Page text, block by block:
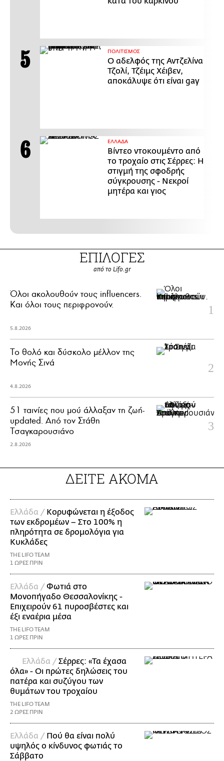
ΠΟΛΙΤΙΣΜΟΣ
Ο αδελφός της Αντζελίνα
Τζολί, Τζέιμς Χέιβεν,
αποκάλυψε ότι είναι gay
ΕΛΛΑΔΑ
Βίντεο ντοκουμέντο από
το τροχαίο στις Σέρρες: Η
στιγμή της σφοδρής
σύγκρουσης - Νεκροί
μητέρα και γιος
ΕΠΙΛΟΓΕΣ
από το Lifo.gr
Όλοι ακολουθούν τους influencers.
Και όλοι τους περιφρονούν.
5.8.2026
Το θολό και δύσκολο μέλλον της
Μονής Σινά
4.8.2026
51 ταινίες που μού άλλαξαν τη ζωή-
updated. Aπό τον Στάθη
Τσαγκαρουσιάνο
2.8.2026
ΔΕΙΤΕ ΑΚΟΜΑ
Ελλάδα / Κορυφώνεται η έξοδος
των εκδρομέων – Στο 100% η
πληρότητα σε δρομολόγια για
Κυκλάδες
THE LIFO TEAM
1 ΩΡΕΣ ΠΡΙΝ
Ελλάδα /Φωτιά στο
Μονοπήγαδο Θεσσαλονίκης -
Επιχειρούν 61 πυροσβέστες και
έξι εναέρια μέσα
THE LIFO TEAM
1 ΩΡΕΣ ΠΡΙΝ
Ελλάδα /Σέρρες: «Τα έχασα
όλα» - Οι πρώτες δηλώσεις του
πατέρα και συζύγου των
θυμάτων του τροχαίου
THE LIFO TEAM
2 ΩΡΕΣ ΠΡΙΝ
Ελλάδα / Πού θα είναι πολύ
υψηλός ο κίνδυνος φωτιάς το
Σάββατο